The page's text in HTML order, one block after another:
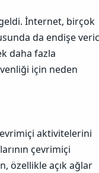
geldi. İnternet, birçok
da endişe
daha fazla
için neden
aktivitelerini
çevrimiçi
özellikle açık ağlar